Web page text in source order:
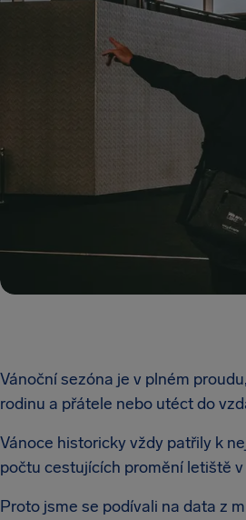
Vánoční sezóna je v plném
rodinu a přátele nebo utéct do
Vánoce historicky vždy patřily k
počtu cestujících promění letiště
Proto jsme se podívali na data z